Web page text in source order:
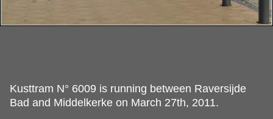
Kusttram N° 6009 is running between Raversijde
Bad and Middelkerke on March 27th, 2011.